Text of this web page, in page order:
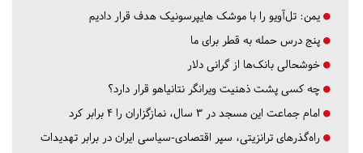
یمن: تل‌آویو را با موشک هایپرسونیک هدف قرار دادیم
پنج درس‌ حمله به قطر برای ما
خوشحالی بانک‌ها از گرانی دلار
چه کسی پشت ذهنیت ویرانگر نتانیاهو قرار دارد؟
امام جماعت این مسجد در ۳ سال، نمازگزاران را ۴ برابر کرد
راه‌گذرهای ترانزیتی، سپر اقتصادی-سیاسی ایران در برابر تهدیدات